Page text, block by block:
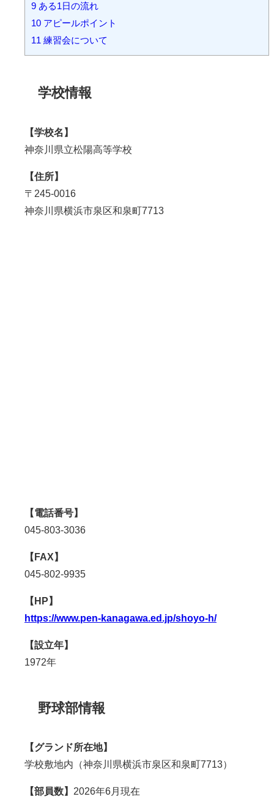
9 ある1日の流れ
10 アピールポイント
11 練習会について
学校情報
【学校名】
神奈川県立松陽高等学校
【住所】
〒 245-0016
神奈川県横浜市泉区和泉町7713
【電話番号】
045-803-3036
【FAX】
045-802-9935
【HP】
https://www.pen-kanagawa.ed.jp/shoyo-h/
【設立年】
1972年
野球部情報
【グランド所在地】
学校敷地内（神奈川県横浜市泉区和泉町7713）
【部員数】 2026年6月現在